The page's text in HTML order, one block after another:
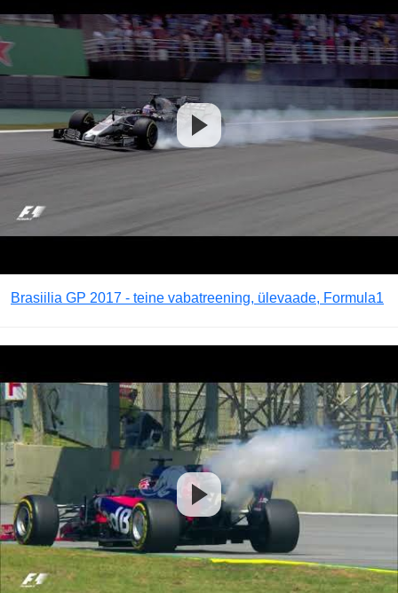
Brasiilia GP 2017 - teine vabatreening, ülevaade, Formula1